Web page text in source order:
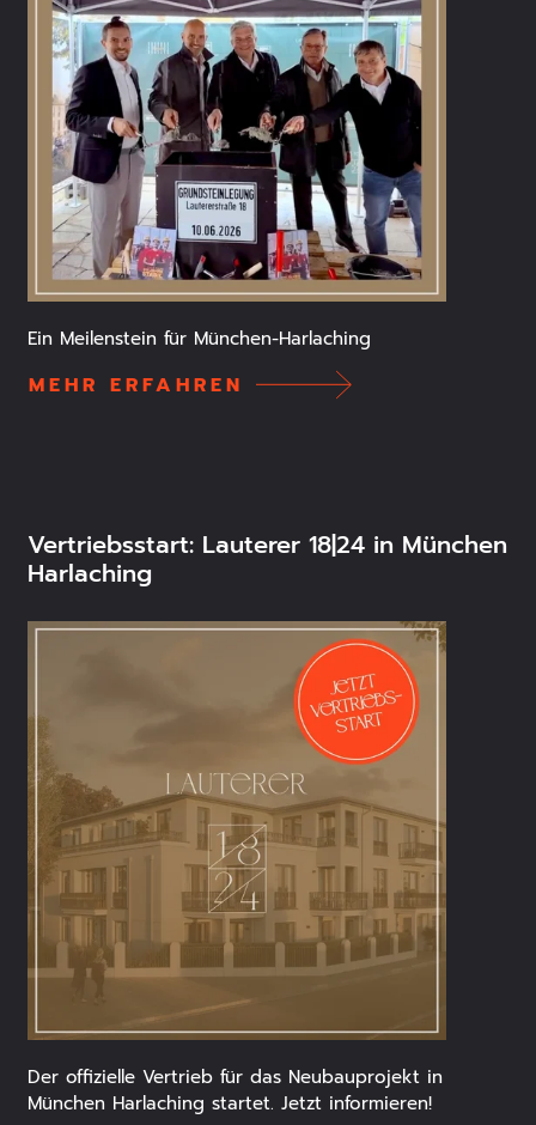
Ein Meilenstein für München-Harlaching
MEHR ERFAHREN
Vertriebsstart: Lauterer 18|24 in München
Harlaching
Der offizielle Vertrieb für das Neubauprojekt in
München Harlaching startet. Jetzt informieren!